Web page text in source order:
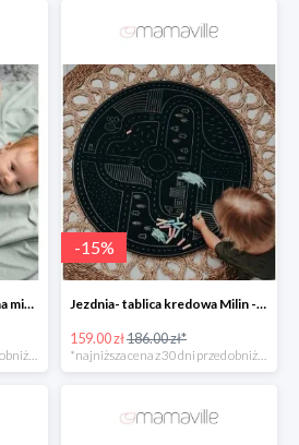
Pajacyk bawełna organiczna miętowy Nanaf Organic -25%
*najniższa cena z 30 dni przed obniżką
-15%
Jezdnia- tablica kredowa Milin -14%
159.00 zł186.00 zł*
*najniższa cena z 30 dni przed obniżką